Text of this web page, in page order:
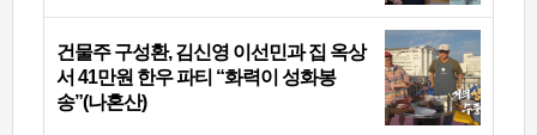
건물주 구성환, 김신영 이선민과 집 옥상
서 41만원 한우 파티 “화력이 성화봉
송”(나혼산)